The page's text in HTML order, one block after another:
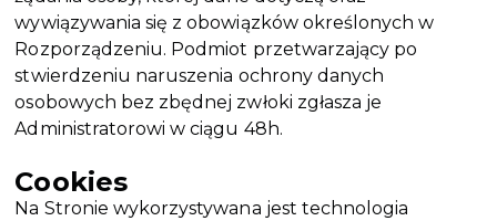
wywiązywania się z obowiązków określonych w
Rozporządzeniu. Podmiot przetwarzający po
stwierdzeniu naruszenia ochrony danych
osobowych bez zbędnej zwłoki zgłasza je
Administratorowi w ciągu 48h.
Cookies
Na Stronie wykorzystywana jest technologia